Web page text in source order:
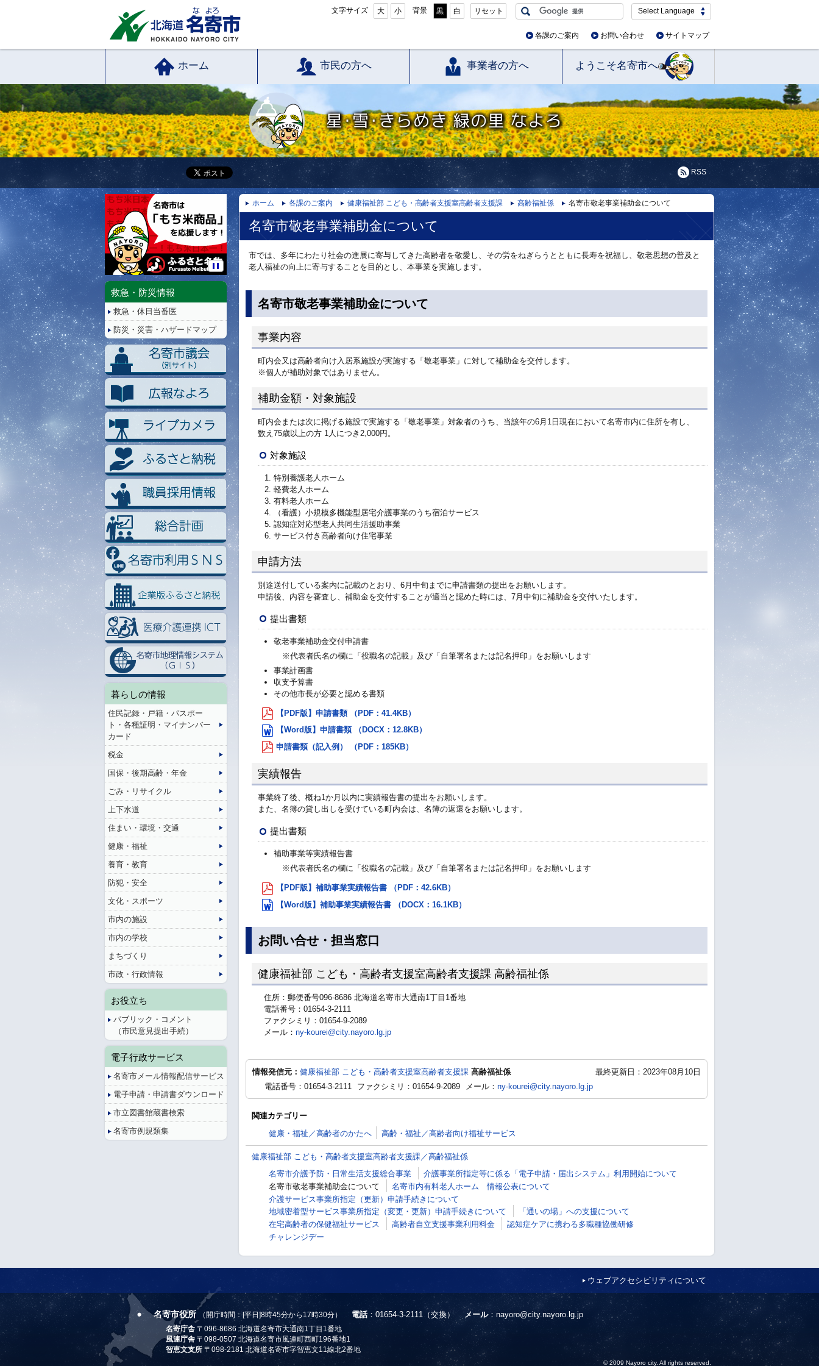
文字サイズ 大 小 背景 黒 白 リセット Select Language
各課のご案内 お問い合わせ サイトマップ
ホーム 市民の方へ 事業者の方へ ようこそ名寄市へ
星・雪・きらめき 緑の里 なよろ
RSS
ホーム 各課のご案内 健康福祉部 こども・高齢者支援室高齢者支援課 高齢福祉係 名寄市敬老事業補助金について
名寄市敬老事業補助金について
市では、多年にわたり社会の進展に寄与してきた高齢者を敬愛し、その労をねぎらうとともに長寿を祝福し、敬老思想の普及と
老人福祉の向上に寄与することを目的とし、本事業を実施します。
名寄市敬老事業補助金について
事業内容
町内会又は高齢者向け入居系施設が実施する「敬老事業」に対して補助金を交付します。
※個人が補助対象ではありません。
補助金額・対象施設
町内会または次に掲げる施設で実施する「敬老事業」対象者のうち、当該年の6月1日現在において名寄市内に住所を有し、
数え75歳以上の方 1人につき2,000円。
対象施設
特別養護老人ホーム
軽費老人ホーム
有料老人ホーム
（看護）小規模多機能型居宅介護事業のうち宿泊サービス
認知症対応型老人共同生活援助事業
サービス付き高齢者向け住宅事業
申請方法
別途送付している案内に記載のとおり、6月中旬までに申請書類の提出をお願いします。
申請後、内容を審査し、補助金を交付することが適当と認めた時には、7月中旬に補助金を交付いたします。
提出書類
敬老事業補助金交付申請書
※代表者氏名の欄に「役職名の記載」及び「自筆署名または記名押印」をお願いします
事業計画書
収支予算書
その他市長が必要と認める書類
【PDF版】申請書類 （PDF：41.4KB）
【Word版】申請書類 （DOCX：12.8KB）
申請書類（記入例） （PDF：185KB）
実績報告
事業終了後、概ね1か月以内に実績報告書の提出をお願いします。
また、名簿の貸し出しを受けている町内会は、名簿の返還をお願いします。
提出書類
補助事業等実績報告書
※代表者氏名の欄に「役職名の記載」及び「自筆署名または記名押印」をお願いします
【PDF版】補助事業実績報告書 （PDF：42.6KB）
【Word版】補助事業実績報告書 （DOCX：16.1KB）
お問い合せ・担当窓口
健康福祉部 こども・高齢者支援室高齢者支援課 高齢福祉係
住所：郵便番号096-8686 北海道名寄市大通南1丁目1番地
電話番号：01654-3-2111
ファクシミリ：01654-9-2089
メール： ny-kourei@city.nayoro.lg.jp
最終更新日：2023年08月10日
情報発信元： 健康福祉部 こども・高齢者支援室高齢者支援課 高齢福祉係
電話番号：01654-3-2111
ファクシミリ：01654-9-2089 メール： ny-kourei@city.nayoro.lg.jp
関連カテゴリー
健康・福祉／高齢者のかたへ
高齢・福祉／高齢者向け福祉サービス
健康福祉部 こども・高齢者支援室高齢者支援課／高齢福祉係
名寄市介護予防・日常生活支援総合事業
介護事業所指定等に係る「電子申請・届出システム」利用開始について
名寄市敬老事業補助金について
名寄市内有料老人ホーム 情報公表について
介護サービス事業所指定（更新）申請手続きについて
地域密着型サービス事業所指定（変更・更新）申請手続きについて
「通いの場」への支援について
在宅高齢者の保健福祉サービス
高齢者自立支援事業利用料金
認知症ケアに携わる多職種協働研修
チャレンジデー
停
再
救急・防災情報
救急・休日当番医
防災・災害・ハザードマップ
暮らしの情報
住民記録・戸籍・パスポー
ト・各種証明・マイナンバー
カード
税金
国保・後期高齢・年金
ごみ・リサイクル
上下水道
住まい・環境・交通
健康・福祉
養育・教育
防犯・安全
文化・スポーツ
市内の施設
市内の学校
まちづくり
市政・行政情報
お役立ち
パブリック・コメント
（市民意見提出手続）
電子行政サービス
名寄市メール情報配信サービス
電子申請・申請書ダウンロード
市立図書館蔵書検索
名寄市例規類集
ウェブアクセシビリティについて
名寄市役所 （開庁時間：[平日]8時45分から17時30分） 電話：01654-3-2111（交換） メール：nayoro@city.nayoro.lg.jp
名寄庁舎 〒096-8686 北海道名寄市大通南1丁目1番地
風連庁舎 〒098-0507 北海道名寄市風連町西町196番地1
智恵文支所 〒098-2181 北海道名寄市字智恵文11線北2番地
© 2009 Nayoro city. All rights reserved.